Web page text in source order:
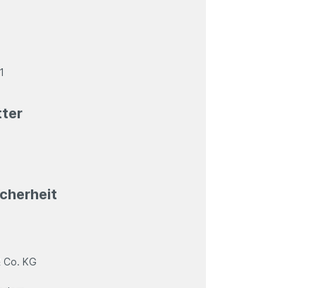
Co. KG